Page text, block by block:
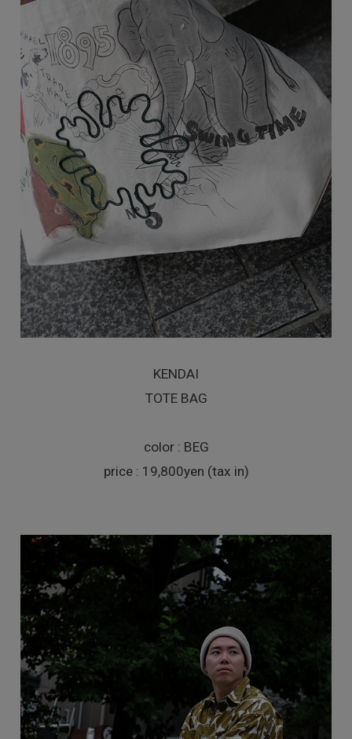
KENDAI
TOTE BAG
color : BEG
price : 19,800yen (tax in)